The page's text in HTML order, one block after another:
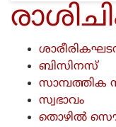
ബിസിനസ്
സാമ്പത്തിക
സ്വഭാവം
തൊഴില്‍